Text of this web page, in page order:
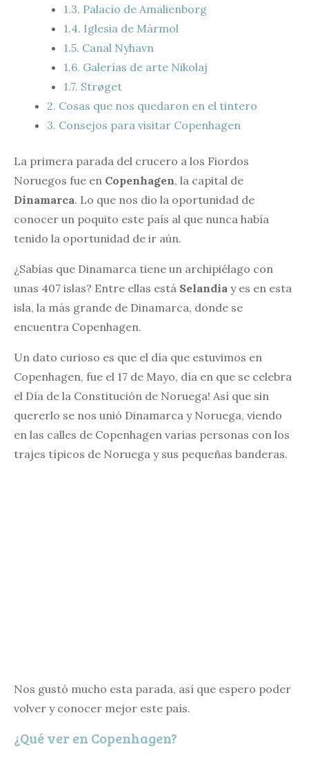
1.3. Palacio de Amalienborg
1.4. Iglesia de Mármol
1.5. Canal Nyhavn
1.6. Galerías de arte Nikolaj
1.7. Strøget
2. Cosas que nos quedaron en el tintero
3. Consejos para visitar Copenhagen
La primera parada del crucero a los Fiordos
Noruegos fue en Copenhagen, la capital de
Dinamarca. Lo que nos dio la oportunidad de
conocer un poquito este país al que nunca había
tenido la oportunidad de ir aún.
¿Sabías que Dinamarca tiene un archipiélago con
unas 407 islas? Entre ellas está Selandia y es en esta
isla, la más grande de Dinamarca, donde se
encuentra Copenhagen.
Un dato curioso es que el día que estuvimos en
Copenhagen, fue el 17 de Mayo, día en que se celebra
el Día de la Constitución de Noruega! Así que sin
quererlo se nos unió Dinamarca y Noruega, viendo
en las calles de Copenhagen varias personas con los
trajes típicos de Noruega y sus pequeñas banderas.
Nos gustó mucho esta parada, así que espero poder
volver y conocer mejor este país.
¿Qué ver en Copenhagen?